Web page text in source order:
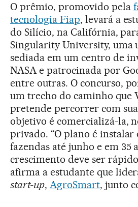
O prêmio, promovido pela
tecnologia Fiap, levará a
do Silício, na Califórnia,
Singularity University, uma
sediada em um centro de
NASA e patrocinada por
entre outras. O concurso,
um trecho do caminho que
pretende percorrer com
objetivo é comercializá-la,
privado. “O plano é
fazendas até junho e em 35
crescimento deve ser
afirma a estudante que
start-up, AgroSmart, junto